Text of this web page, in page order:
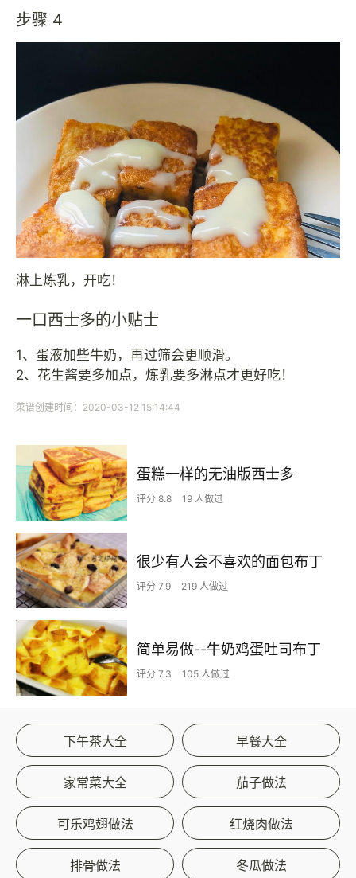
步骤 4
淋上炼乳，开吃！
一口西士多的小贴士
1、蛋液加些牛奶，再过筛会更顺滑。
2、花生酱要多加点，炼乳要多淋点才更好吃！
菜谱创建时间：2020-03-12 15:14:44
蛋糕一样的无油版西士多
评分 8.8 19 人做过
很少有人会不喜欢的面包布丁
评分 7.9 219 人做过
简单易做--牛奶鸡蛋吐司布丁
评分 7.3 105 人做过
下午茶大全 早餐大全
家常菜大全 茄子做法
可乐鸡翅做法 红烧肉做法
排骨做法 冬瓜做法